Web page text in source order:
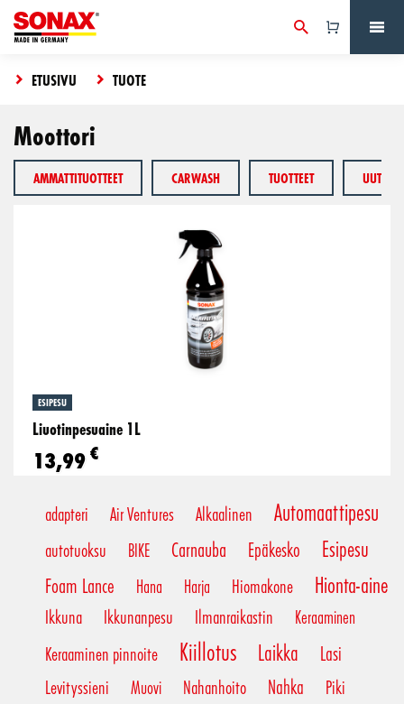
ETUSIVU TUOTE
Moottori
AMMATTITUOTTEET CARWASH TUOTTEET
ESIPESU
Liuotinpesuaine 1L
13,99€
adapteri Air Ventures Alkaalinen Automaattipesu
autotuoksu BIKE Carnauba Epäkesko Esipesu
Foam Lance Hana Harja Hiomakone Hionta-aine
Ikkuna Ikkunanpesu Ilmanraikastin Keraaminen
Keraaminen pinnoite Kiillotus Laikka Lasi
Levityssieni Muovi Nahanhoito Nahka Piki